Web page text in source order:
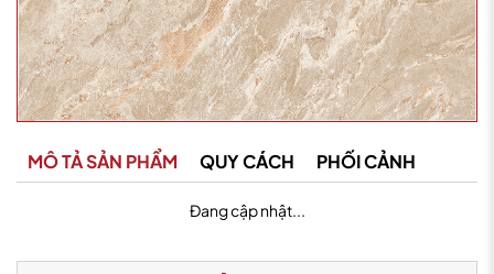
MÔ TẢ SẢN PHẨM QUY CÁCH PHỐI CẢNH
Đang cập nhật...